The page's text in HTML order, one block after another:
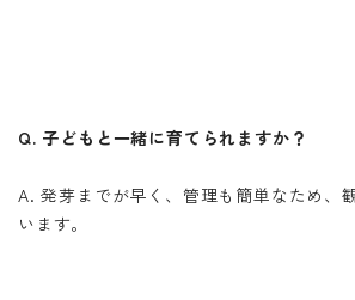
Q. 子どもと一緒に育てられますか？
A. 発芽までが早く、管理も簡単なため、
います。